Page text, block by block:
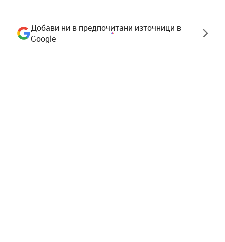
Добави ни в предпочитани източници в
Google